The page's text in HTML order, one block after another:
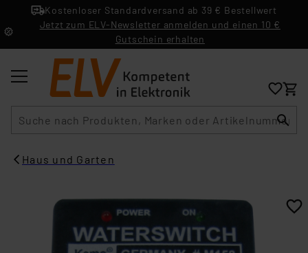
Kostenloser Standardversand ab 39 € Bestellwert
Jetzt zum ELV-Newsletter anmelden und einen 10 €
Gutschein erhalten
Haus und Garten